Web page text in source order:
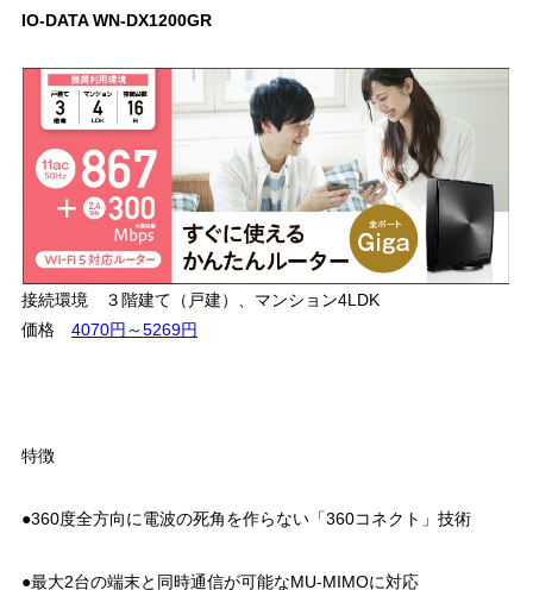
IO-DATA WN-DX1200GR
接続環境 ３階建て（戸建）、マンション4LDK
価格 4070円～5269円
特徴
●360度全方向に電波の死角を作らない「360コネクト」技術
●最大2台の端末と同時通信が可能なMU-MIMOに対応